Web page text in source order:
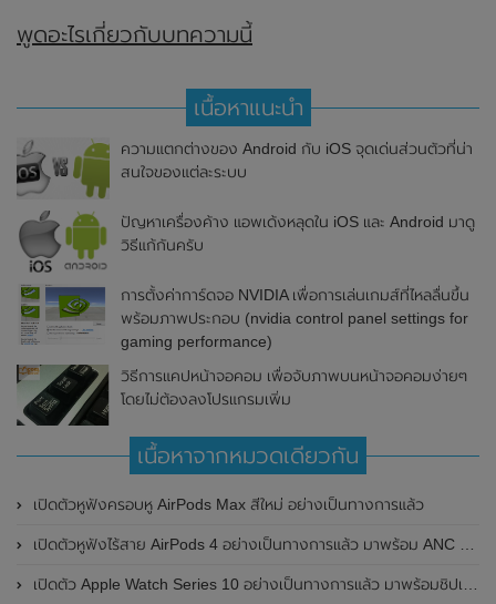
พูดอะไรเกี่ยวกับบทความนี้
เนื้อหาแนะนำ
ความแตกต่างของ Android กับ iOS จุดเด่นส่วนตัวที่น่า
สนใจของแต่ละระบบ
ปัญหาเครื่องค้าง แอพเด้งหลุดใน iOS และ Android มาดู
วิธีแก้กันครับ
การตั้งค่าการ์ดจอ NVIDIA เพื่อการเล่นเกมส์ที่ไหลลื่นขึ้น
พร้อมภาพประกอบ (nvidia control panel settings for
gaming performance)
วิธีการแคปหน้าจอคอม เพื่อจับภาพบนหน้าจอคอมง่ายๆ
โดยไม่ต้องลงโปรแกรมเพิ่ม
เนื้อหาจากหมวดเดียวกัน
เปิดตัวหูฟังครอบหู AirPods Max สีใหม่ อย่างเป็นทางการแล้ว
เปิดตัวหูฟังไร้สาย AirPods 4 อย่างเป็นทางการแล้ว มาพร้อม ANC และฟีเจอร์ใหม่มากมาย
เปิดตัว Apple Watch Series 10 อย่างเป็นทางการแล้ว มาพร้อมชิปเซ็ตรุ่น S10